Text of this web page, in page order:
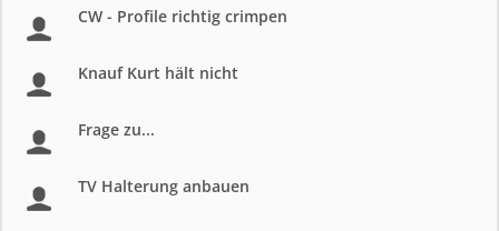
CW - Profile richtig crimpen
Knauf Kurt hält nicht
Frage zu...
TV Halterung anbauen